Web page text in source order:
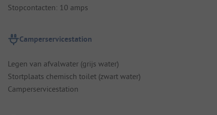
Stopcontacten: 10 amps
Camperservicestation
Legen van afvalwater (grijs water)
Stortplaats chemisch toilet (zwart water)
Camperservicestation